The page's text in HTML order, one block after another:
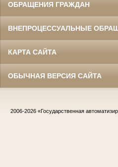
ОБРАЩЕНИЯ ГРАЖДАН
ВНЕПРОЦЕССУАЛЬНЫЕ
КАРТА САЙТА
ОБЫЧНАЯ ВЕРСИЯ САЙТА
2006-2026 «Государственная